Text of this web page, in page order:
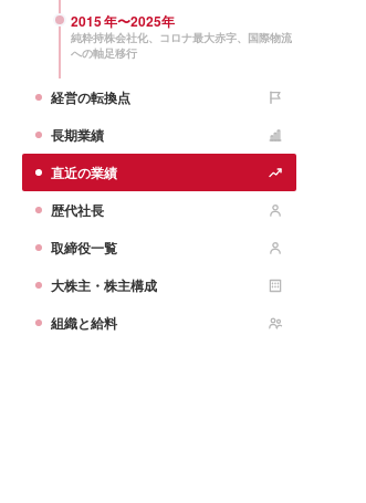
2015年〜2025年
純粋持株会社化、コロナ最大赤字、国際物流
への軸足移行
経営の転換点
長期業績
直近の業績
歴代社長
取締役一覧
大株主・株主構成
組織と給料